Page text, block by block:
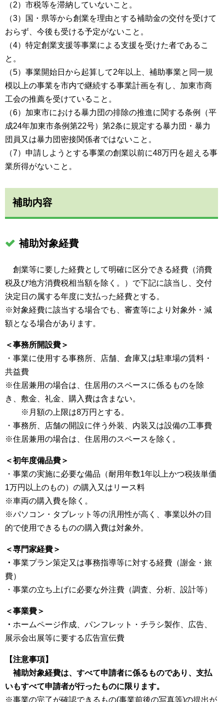
（2）市税等を滞納していないこと。
（3）国・県等から創業を理由とする補助金の交付を受けて
おらず、今後も受ける予定がないこと。
（4）特定創業支援等事業による支援を受けた者であるこ
と。
（5）事業開始日から起算して2年以上、補助事業と同一規
模以上の事業を市内で継続する事業計画を有し、加東市商
工会の推薦を受けていること。
（6）加東市における暴力団の排除の推進に関する条例（平
成24年加東市条例第22号）第2条に規定する暴力団・暴力
団員又は暴力団密接関係者ではないこと。
（7）申請しようとする事業の創業以前に48万円を超える事
業所得がないこと。
補助内容
補助対象経費
創業等に要した経費として明確に区分できる経費（消費
税及び地方消費税相当額を除く。）で下記に該当し、交付
決定日の属する年度に支払った経費とする。
※対象経費に該当する場合でも、審査等により対象外・減
額となる場合があります。
＜事務所開設費＞
・事業に使用する事務所、店舗、倉庫又は駐車場の賃料・
共益費
※住居兼用の場合は、住居用のスペースに係るものを除
き、敷金、礼金、購入費は含まない。
※月額の上限は8万円とする。
・事務所、店舗の開設に伴う外装、内装又は設備の工事費
※住居兼用の場合は、住居用のスペースを除く。
＜初年度備品費＞
・事業の実施に必要な備品（耐用年数1年以上かつ税抜単価
1万円以上のもの）の購入又はリース料
※車両の購入費を除く。
※パソコン・タブレット等の汎用性が高く、事業以外の目
的で使用できるものの購入費は対象外。
＜専門家経費＞
・ 事業プラン策定又は事務指導等に対する経費（謝金・旅
費）
・事業の立ち上げに必要な外注費（調査、分析、設計等）
＜事業費＞
・ ホームページ作成、パンフレット・チラシ製作、広告、
展示会出展等に要する広告宣伝費
【注意事項】
補助対象経費は、すべて申請者に係るものであり、支払
いもすべて申請者が行ったものに限ります。
※事業の完了が確認できるもの(事業前後の写真等)の提出が